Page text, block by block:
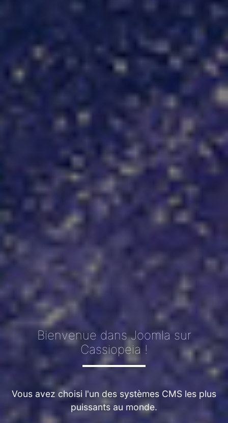
Bienvenue dans Joomla sur
Cassiopeia !
Vous avez choisi l'un des systèmes CMS les plus
puissants au monde.